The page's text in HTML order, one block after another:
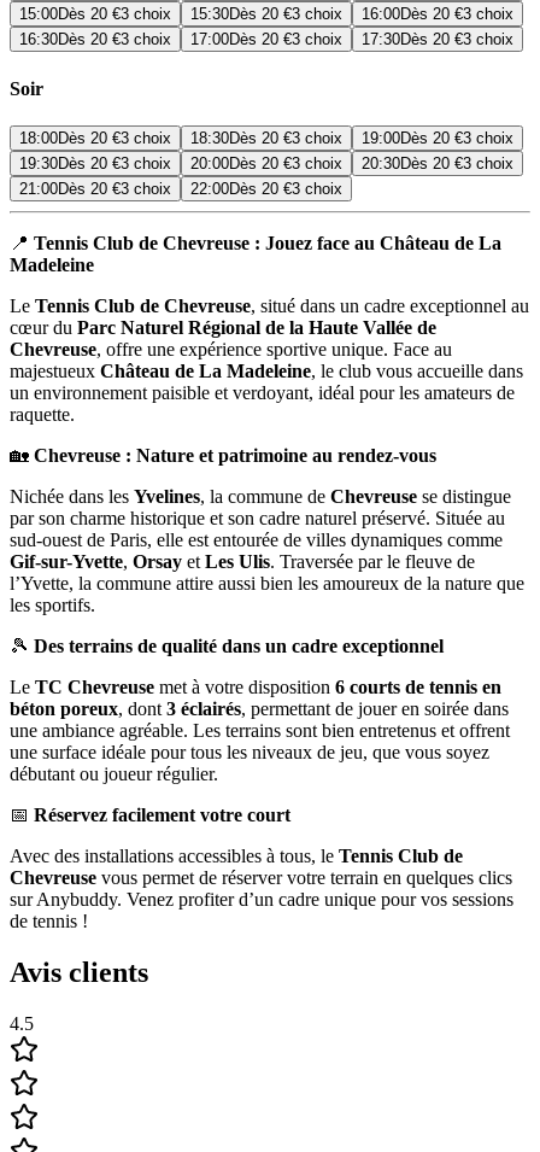
15:00Dès 20 €3 choix 15:30Dès 20 €3 choix 16:00Dès 20 €3 choix
16:30Dès 20 €3 choix 17:00Dès 20 €3 choix 17:30Dès 20 €3 choix
Soir
18:00Dès 20 €3 choix 18:30Dès 20 €3 choix 19:00Dès 20 €3 choix
19:30Dès 20 €3 choix 20:00Dès 20 €3 choix 20:30Dès 20 €3 choix
21:00Dès 20 €3 choix 22:00Dès 20 €3 choix
📍 Tennis Club de Chevreuse : Jouez face au Château de La
Madeleine
Le Tennis Club de Chevreuse, situé dans un cadre exceptionnel au
cœur du Parc Naturel Régional de la Haute Vallée de
Chevreuse, offre une expérience sportive unique. Face au
majestueux Château de La Madeleine, le club vous accueille dans
un environnement paisible et verdoyant, idéal pour les amateurs de
raquette.
🏡 Chevreuse : Nature et patrimoine au rendez-vous
Nichée dans les Yvelines, la commune de Chevreuse se distingue
par son charme historique et son cadre naturel préservé. Située au
sud-ouest de Paris, elle est entourée de villes dynamiques comme
Gif-sur-Yvette, Orsay et Les Ulis. Traversée par le fleuve de
l’Yvette, la commune attire aussi bien les amoureux de la nature que
les sportifs.
🎾 Des terrains de qualité dans un cadre exceptionnel
Le TC Chevreuse met à votre disposition 6 courts de tennis en
béton poreux, dont 3 éclairés, permettant de jouer en soirée dans
une ambiance agréable. Les terrains sont bien entretenus et offrent
une surface idéale pour tous les niveaux de jeu, que vous soyez
débutant ou joueur régulier.
📅 Réservez facilement votre court
Avec des installations accessibles à tous, le Tennis Club de
Chevreuse vous permet de réserver votre terrain en quelques clics
sur Anybuddy. Venez profiter d’un cadre unique pour vos sessions
de tennis !
Avis clients
4.5